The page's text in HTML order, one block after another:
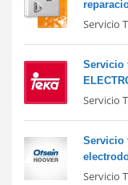
Servicio
Servicio
Servicio
Servicio
Servicio